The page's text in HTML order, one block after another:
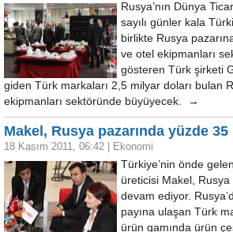
Rusya’nın Dünya
sayılı günler kala
birlikte Rusya
ve otel ekipmanları
gösteren Türk şirketi
giden Türk markaları 2,5 milyar doları bulan
ekipmanları sektöründe büyüyecek. →
Makel, Rusya pazarında yüzde
18 Kasım 2011, 06:42 Ekonomi
Türkiye’nin önde
üreticisi Makel,
devam ediyor.
payına ulaşan Türk
ürün gamında ürün